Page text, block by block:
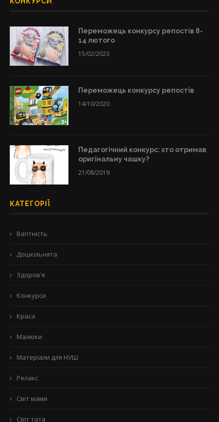
Переможець конкурсу репостів 8-
14 лютого
15/02/2023
Переможець конкурсу репостів
14/10/2020
Педагогічний конкурс: хто отримав
оригінальну чашку?
21/08/2019
КАТЕГОРІЇ
Вагітність
Дошкільнята
Здоров'я
Конкурси
Краса
Малюки
Матеріали для НУШ
Релакс
Світ мами
Світ тата